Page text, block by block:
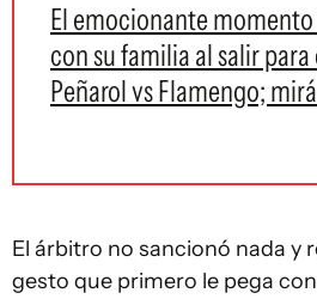
El emocionante
con su familia al salir
Peñarol vs Flamengo;
El árbitro no sancionó nada y
gesto que primero le pega